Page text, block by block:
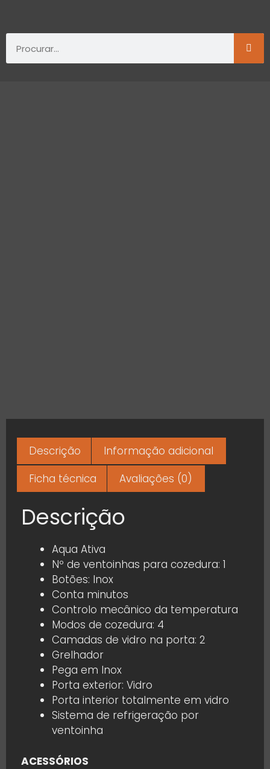
Descrição
Informação adicional
Ficha técnica
Avaliações (0)
Descrição
Aqua Ativa
Nº de ventoinhas para cozedura: 1
Botões: Inox
Conta minutos
Controlo mecânico da temperatura
Modos de cozedura: 4
Camadas de vidro na porta: 2
Grelhador
Pega em Inox
Porta exterior: Vidro
Porta interior totalmente em vidro
Sistema de refrigeração por
ventoinha
ACESSÓRIOS